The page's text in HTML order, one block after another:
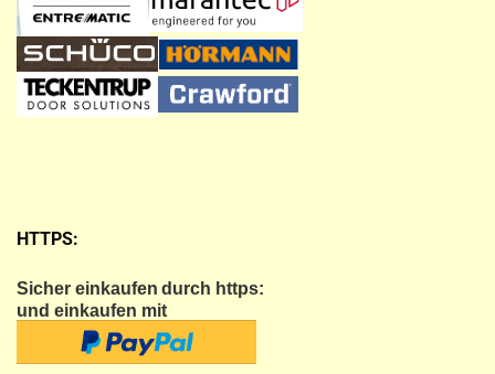
HTTPS:
Sicher einkaufen durch https:
und einkaufen mit